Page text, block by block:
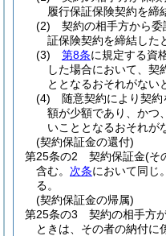
履行保証保険契約を締
(2)
契約の相手方から
証保険契約を締結した
(3)
第8条に規定する資
した場合において、契
ととなるおそれがない
(4)
随意契約により契
額が少額であり、かつ
いこととなるおそれが
(契約保証金の還付)
第25条の2
契約保証金(そ
含む。 次条において同じ
る。
(契約保証金の帰属)
第25条の3
契約の相手方
ときは、その者の納付に